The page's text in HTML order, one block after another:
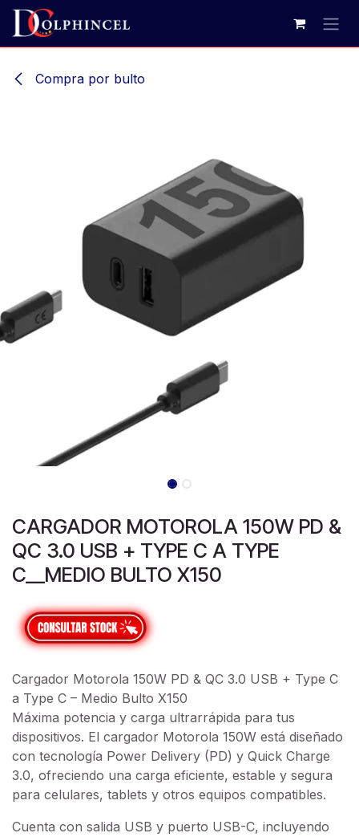
Ir al contenido
Compra por bulto
CARGADOR MOTOROLA 150W PD &
QC 3.0 USB + TYPE C A TYPE
C__MEDIO BULTO X150
Cargador Motorola 150W PD & QC 3.0 USB + Type C
a Type C – Medio Bulto X150
Máxima potencia y carga ultrarrápida para tus
dispositivos. El cargador Motorola 150W está diseñado
con tecnología Power Delivery (PD) y Quick Charge
3.0, ofreciendo una carga eficiente, estable y segura
para celulares, tablets y otros equipos compatibles.
Cuenta con salida USB y puerto USB-C, incluyendo